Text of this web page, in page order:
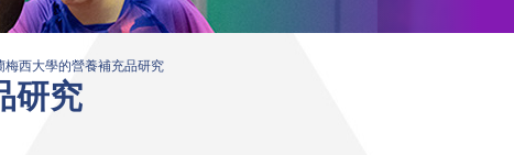
梅西大學的營養補充品研究
研究